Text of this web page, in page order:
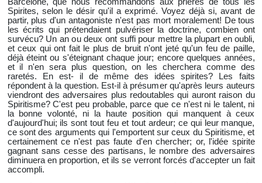
Spirites, selon le désir qu'il a exprimé. Voyez déjà si, avant de
partir, plus d'un antagoniste n'est pas mort moralement! De tous
les écrits qui prétendaient pulvériser la doctrine, combien ont
survécu? Un an ou deux ont suffi pour mettre la plupart en oubli,
et ceux qui ont fait le plus de bruit n'ont jeté qu'un feu de paille,
déjà éteint ou s'éteignant chaque jour; encore quelques années,
et il n'en sera plus question, on les cherchera comme des
raretés. En est- il de même des idées spirites? Les faits
répondent à la question. Est-il à présumer qu'après leurs auteurs
viendront des adversaires plus redoutables qui auront raison du
Spiritisme? C'est peu probable, parce que ce n'est ni le talent, ni
la bonne volonté, ni la haute position qui manquent à ceux
d'aujourd'hui; ils sont tout feu et tout ardeur; ce qui leur manque,
ce sont des arguments qui l'emportent sur ceux du Spiritisme, et
certainement ce n'est pas faute d'en chercher; or, l'idée spirite
gagnant sans cesse des partisans, le nombre des adversaires
diminuera en proportion, et ils se verront forcés d'accepter un fait
accompli.